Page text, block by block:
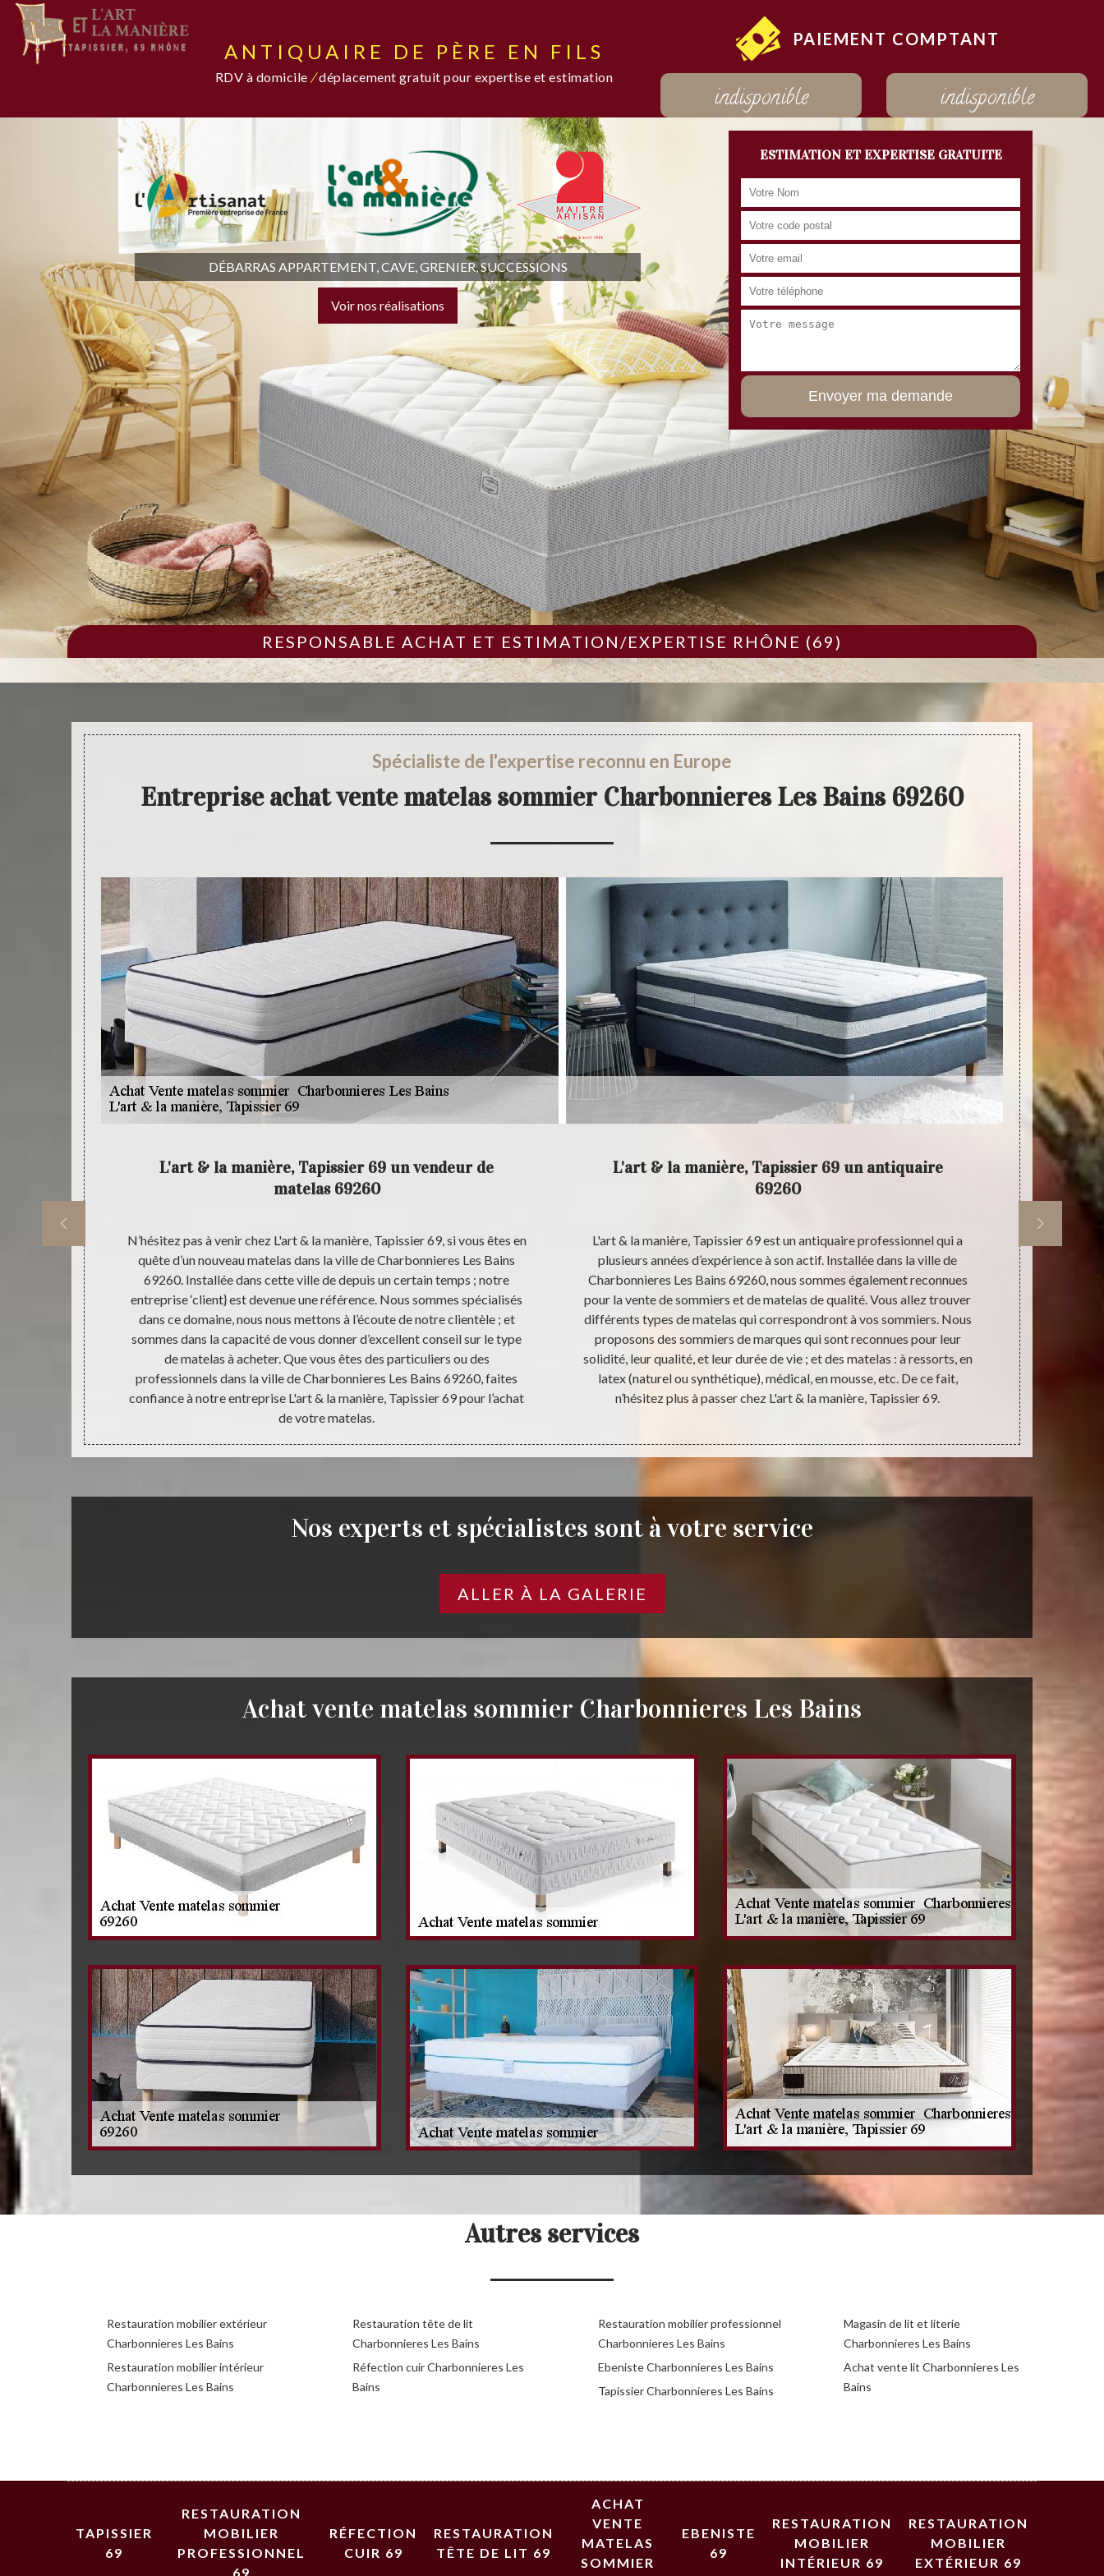
ANTIQUAIRE DE PÈRE EN FILS
RDV à domicile /déplacement gratuit pour expertise et estimation
PAIEMENT COMPTANT
indisponible indisponible
DÉBARRAS APPARTEMENT, CAVE, GRENIER, SUCCESSIONS
Voir nos réalisations
ESTIMATION ET EXPERTISE GRATUITE
RESPONSABLE ACHAT ET ESTIMATION/EXPERTISE RHÔNE (69)
Spécialiste de l'expertise reconnu en Europe
Entreprise achat vente matelas sommier Charbonnieres Les Bains 69260
L'art & la manière, Tapissier 69 un vendeur de
matelas 69260
N’hésitez pas à venir chez L'art & la manière, Tapissier 69, si vous êtes en
quête d’un nouveau matelas dans la ville de Charbonnieres Les Bains
69260. Installée dans cette ville de depuis un certain temps ; notre
entreprise ‘client} est devenue une référence. Nous sommes spécialisés
dans ce domaine, nous nous mettons à l’écoute de notre clientèle ; et
sommes dans la capacité de vous donner d’excellent conseil sur le type
de matelas à acheter. Que vous êtes des particuliers ou des
professionnels dans la ville de Charbonnieres Les Bains 69260, faites
confiance à notre entreprise L'art & la manière, Tapissier 69 pour l’achat
de votre matelas.
L'art & la manière, Tapissier 69 un antiquaire
69260
L'art & la manière, Tapissier 69 est un antiquaire professionnel qui a
plusieurs années d’expérience à son actif. Installée dans la ville de
Charbonnieres Les Bains 69260, nous sommes également reconnues
pour la vente de sommiers et de matelas de qualité. Vous allez trouver
différents types de matelas qui correspondront à vos sommiers. Nous
proposons des sommiers de marques qui sont reconnues pour leur
solidité, leur qualité, et leur durée de vie ; et des matelas : à ressorts, en
latex (naturel ou synthétique), médical, en mousse, etc. De ce fait,
n’hésitez plus à passer chez L'art & la manière, Tapissier 69.
Nos experts et spécialistes sont à votre service
ALLER À LA GALERIE
Achat vente matelas sommier Charbonnieres Les Bains
Autres services
Restauration mobilier extérieur
Charbonnieres Les Bains
Restauration mobilier intérieur
Charbonnieres Les Bains
Restauration tête de lit
Charbonnieres Les Bains
Réfection cuir Charbonnieres Les
Bains
Restauration mobilier professionnel
Charbonnieres Les Bains
Ebeniste Charbonnieres Les Bains
Tapissier Charbonnieres Les Bains
Magasin de lit et literie
Charbonnieres Les Bains
Achat vente lit Charbonnieres Les
Bains
TAPISSIER
69
RESTAURATION
MOBILIER
PROFESSIONNEL
69
RÉFECTION
CUIR 69
RESTAURATION
TÊTE DE LIT 69
ACHAT
VENTE
MATELAS
SOMMIER
EBENISTE
69
RESTAURATION
MOBILIER
INTÉRIEUR 69
RESTAURATION
MOBILIER
EXTÉRIEUR 69